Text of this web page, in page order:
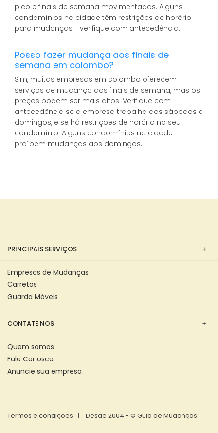
pico e finais de semana movimentados. Alguns
condomínios na cidade têm restrições de horário
para mudanças - verifique com antecedência.
Posso fazer mudança aos finais de
semana em colombo?
Sim, muitas empresas em colombo oferecem
serviços de mudança aos finais de semana, mas os
preços podem ser mais altos. Verifique com
antecedência se a empresa trabalha aos sábados e
domingos, e se há restrições de horário no seu
condomínio. Alguns condomínios na cidade
proíbem mudanças aos domingos.
PRINCIPAIS SERVIÇOS
Empresas de Mudanças
Carretos
Guarda Móveis
CONTATE NOS
Quem somos
Fale Conosco
Anuncie sua empresa
Termos e condições Desde 2004 - © Guia de Mudanças